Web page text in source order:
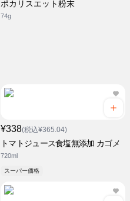
ポカリスエット粉末
74g
¥338(税込¥365.04)
トマトジュース食塩無添加 カゴメ
720ml
スーパー価格